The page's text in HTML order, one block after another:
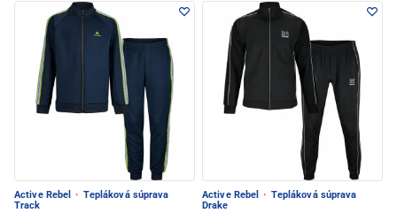
Active Rebel · Tepláková súprava
Track
Active Rebel · Tepláková súprava
Drake